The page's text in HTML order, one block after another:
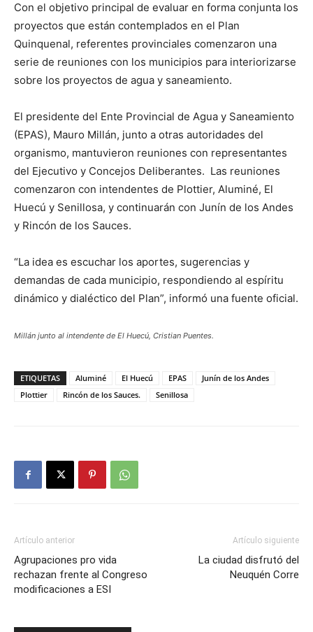
Con el objetivo principal de evaluar en forma conjunta los
proyectos que están contemplados en el Plan
Quinquenal, referentes provinciales comenzaron una
serie de reuniones con los municipios para interiorizarse
sobre los proyectos de agua y saneamiento.
El presidente del Ente Provincial de Agua y Saneamiento
(EPAS), Mauro Millán, junto a otras autoridades del
organismo, mantuvieron reuniones con representantes
del Ejecutivo y Concejos Deliberantes. Las reuniones
comenzaron con intendentes de Plottier, Aluminé, El
Huecú y Senillosa, y continuarán con Junín de los Andes
y Rincón de los Sauces.
“La idea es escuchar los aportes, sugerencias y
demandas de cada municipio, respondiendo al espíritu
dinámico y dialéctico del Plan”, informó una fuente oficial.
Millán junto al intendente de El Huecú, Cristian Puentes.
ETIQUETAS Aluminé El Huecú EPAS
Junín de los Andes
Plottier
Rincón de los Sauces. Senillosa
Artículo anterior
Agrupaciones pro vida
rechazan frente al Congreso
modificaciones a ESI
Artículo siguiente
La ciudad disfrutó del
Neuquén Corre